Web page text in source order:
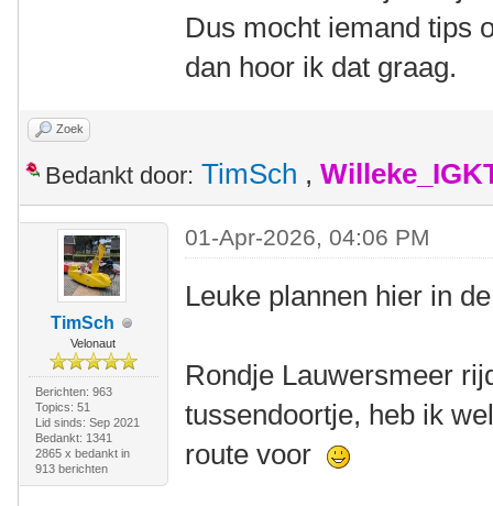
Dus mocht iemand tips
dan hoor ik dat graag.
Zoek
Bedankt door: TimSch ,
TimSch
Velonaut
Berichten: 963
Topics: 51
Lid sinds: Sep 2021
Bedankt: 1341
2865 x bedankt in
913 berichten
01-Apr-2026, 04:06 PM
Leuke plannen hier in
Rondje Lauwersmeer
tussendoortje, heb ik
route voor